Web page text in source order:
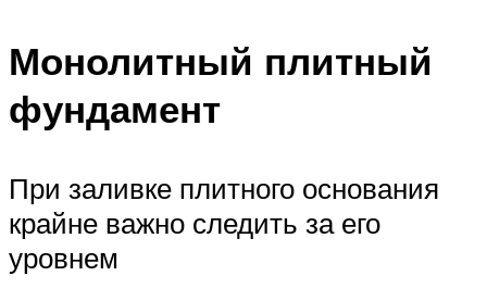
Монолитный плитный
фундамент
При заливке плитного основания
крайне важно следить за его
уровнем